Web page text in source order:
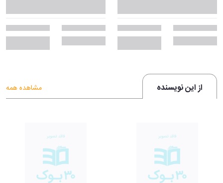
پیام و مفاهیم تربیتی
در کنار هدف آموزشی، این داستان پیام‌های اخلاقی و انسانی نیز دارد. کودک
نباید از اشتباهات ترسید، بلکه باید از آن‌ها درس گرفت.
امید و ایمان می‌تواند مسیر زندگی را تغییر دهد.
سو آرِنگو (Sue Arengo) نویسنده و ویرایشگر بریتانیایی است که در
بازنویسی داستان‌های کلاسیک برای کودکان انگلیسی‌زبان یا زبان‌آموز فعالیت
دارد. نثر او ساده، آموزشی و سرشار از جذابیت است.
از این نویسنده مشاهده همه